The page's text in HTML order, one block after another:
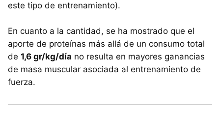
este tipo de entrenamiento).
En cuanto a la cantidad, se ha mostrado que el
aporte de proteínas más allá de un consumo total
de 1,6 gr/kg/día no resulta en mayores ganancias
de masa muscular asociada al entrenamiento de
fuerza.